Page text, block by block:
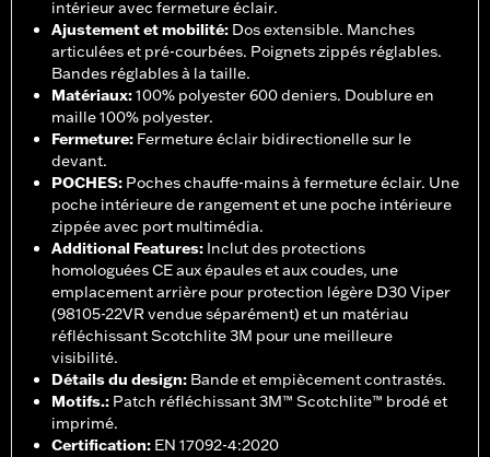
intérieur avec fermeture éclair.
Ajustement et mobilité: Dos extensible. Manches
articulées et pré-courbées. Poignets zippés réglables.
Bandes réglables à la taille.
Matériaux:100% polyester 600 deniers. Doublure en
maille 100% polyester.
Fermeture: Fermeture éclair bidirectionelle sur le
devant.
POCHES: Poches chauffe-mains à fermeture éclair. Une
poche intérieure de rangement et une poche intérieure
zippée avec port multimédia.
Additional Features: Inclut des protections
homologuées CE aux épaules et aux coudes, une
emplacement arrière pour protection légère D30 Viper
(98105-22VR vendue séparément) et un matériau
réfléchissant Scotchlite 3M pour une meilleure
visibilité.
Détails du design: Bande et empiècement contrastés.
Motifs.: Patch réfléchissant 3M™ Scotchlite™ brodé et
imprimé.
Certification: EN 17092-4:2020